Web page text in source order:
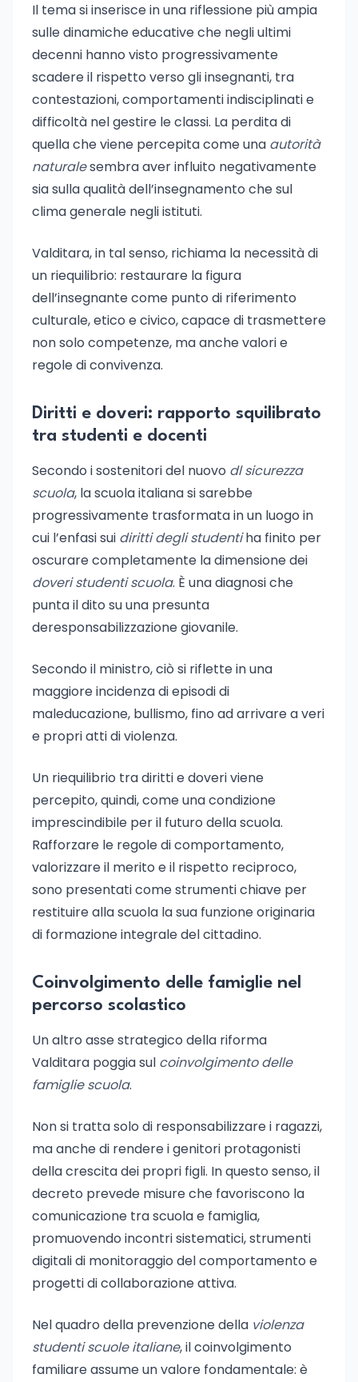
Il tema si inserisce in una riflessione più ampia
sulle dinamiche educative che negli ultimi
decenni hanno visto progressivamente
scadere il rispetto verso gli insegnanti, tra
contestazioni, comportamenti indisciplinati e
difficoltà nel gestire le classi. La perdita di
quella che viene percepita come una autorità
naturalesembra aver influito negativamente
sia sulla qualità dell’insegnamento che sul
clima generale negli istituti.
Valditara, in tal senso, richiama la necessità di
un riequilibrio: restaurare la figura
dell’insegnante come punto di riferimento
culturale, etico e civico, capace di trasmettere
non solo competenze, ma anche valori e
regole di convivenza.
Diritti e doveri: rapporto squilibrato
tra studenti e docenti
Secondo i sostenitori del nuovo dl sicurezza
scuola, la scuola italiana si sarebbe
progressivamente trasformata in un luogo in
cui l’enfasi sui diritti degli studentiha finito per
oscurare completamente la dimensione dei
doveri studenti scuola. È una diagnosi che
punta il dito su una presunta
deresponsabilizzazione giovanile.
Secondo il ministro, ciò si riflette in una
maggiore incidenza di episodi di
maleducazione, bullismo, fino ad arrivare a veri
e propri atti di violenza.
Un riequilibrio tra diritti e doveri viene
percepito, quindi, come una condizione
imprescindibile per il futuro della scuola.
Rafforzare le regole di comportamento,
valorizzare il merito e il rispetto reciproco,
sono presentati come strumenti chiave per
restituire alla scuola la sua funzione originaria
di formazione integrale del cittadino.
Coinvolgimento delle famiglie nel
percorso scolastico
Un altro asse strategico della riforma
Valditara poggia sul coinvolgimento delle
famiglie scuola.
Non si tratta solo di responsabilizzare i ragazzi,
ma anche di rendere i genitori protagonisti
della crescita dei propri figli. In questo senso, il
decreto prevede misure che favoriscono la
comunicazione tra scuola e famiglia,
promuovendo incontri sistematici, strumenti
digitali di monitoraggio del comportamento e
progetti di collaborazione attiva.
Nel quadro della prevenzione della violenza
studenti scuole italiane, il coinvolgimento
familiare assume un valore fondamentale: è